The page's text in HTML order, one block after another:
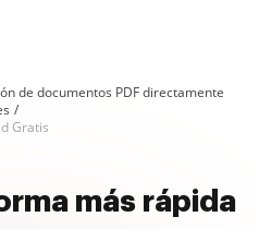
de documentos PDF directamente
Gratis
más rápida